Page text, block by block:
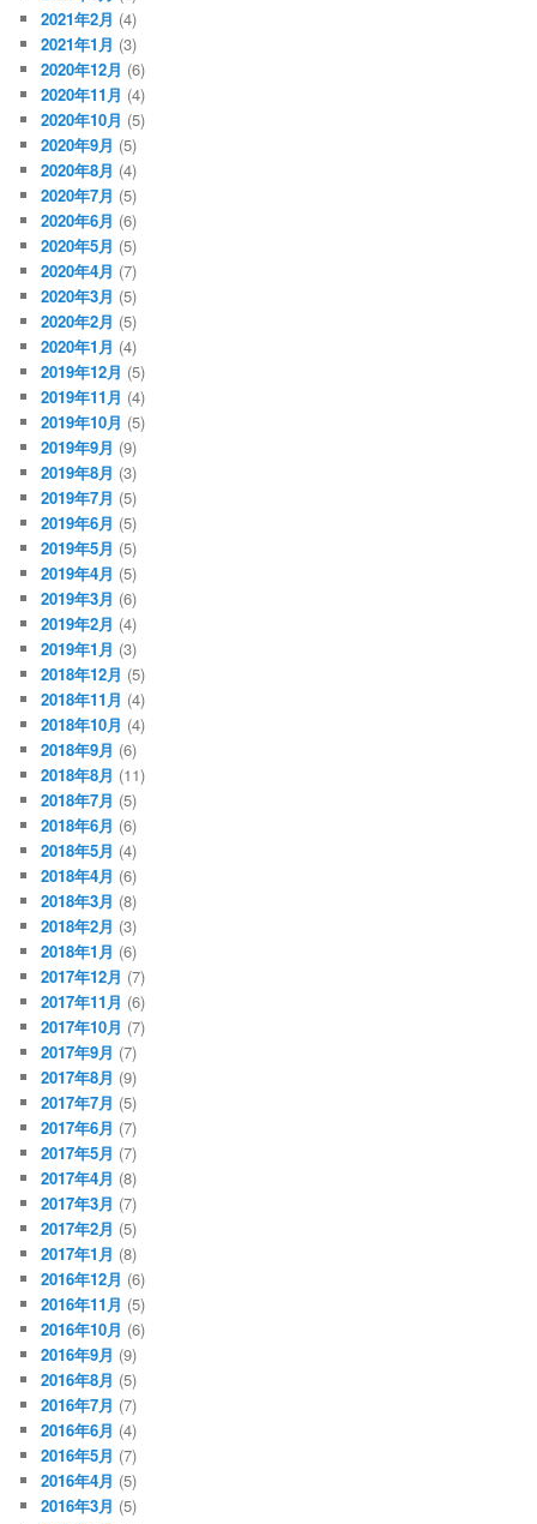
2021年2月 (4)
2021年1月 (3)
2020年12月 (6)
2020年11月 (4)
2020年10月 (5)
2020年9月 (5)
2020年8月 (4)
2020年7月 (5)
2020年6月 (6)
2020年5月 (5)
2020年4月 (7)
2020年3月 (5)
2020年2月 (5)
2020年1月 (4)
2019年12月 (5)
2019年11月 (4)
2019年10月 (5)
2019年9月 (9)
2019年8月 (3)
2019年7月 (5)
2019年6月 (5)
2019年5月 (5)
2019年4月 (5)
2019年3月 (6)
2019年2月 (4)
2019年1月 (3)
2018年12月 (5)
2018年11月 (4)
2018年10月 (4)
2018年9月 (6)
2018年8月 (11)
2018年7月 (5)
2018年6月 (6)
2018年5月 (4)
2018年4月 (6)
2018年3月 (8)
2018年2月 (3)
2018年1月 (6)
2017年12月 (7)
2017年11月 (6)
2017年10月 (7)
2017年9月 (7)
2017年8月 (9)
2017年7月 (5)
2017年6月 (7)
2017年5月 (7)
2017年4月 (8)
2017年3月 (7)
2017年2月 (5)
2017年1月 (8)
2016年12月 (6)
2016年11月 (5)
2016年10月 (6)
2016年9月 (9)
2016年8月 (5)
2016年7月 (7)
2016年6月 (4)
2016年5月 (7)
2016年4月 (5)
2016年3月 (5)